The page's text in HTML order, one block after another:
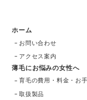
ホーム
お問い合わせ
アクセス案内
薄毛にお悩みの女性へ
育毛の費用・料金・お
取扱製品